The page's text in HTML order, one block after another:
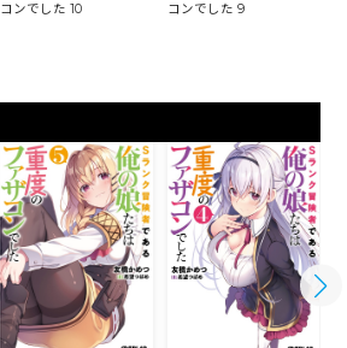
コンでした 10
コンでした 9